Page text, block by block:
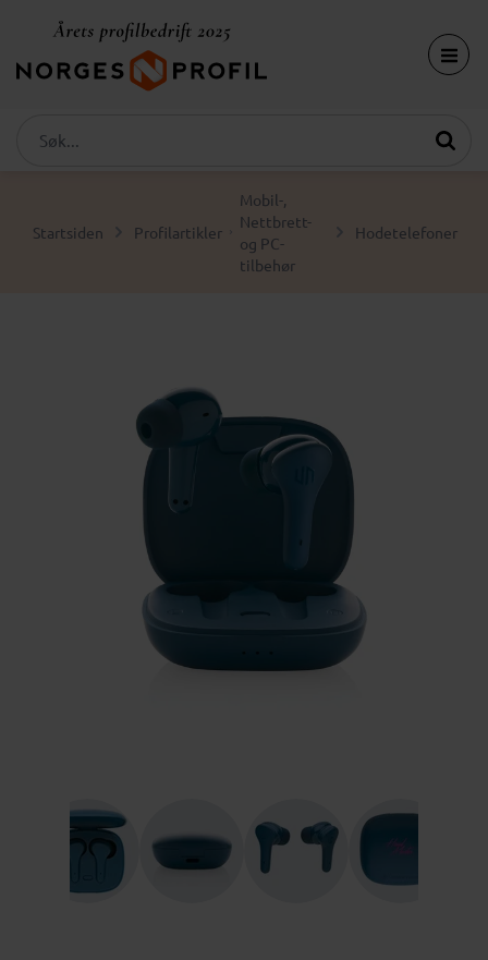
Startsiden Profilartikler
Mobil-,
Nettbrett-
og PC-
tilbehør
Hodetelefoner